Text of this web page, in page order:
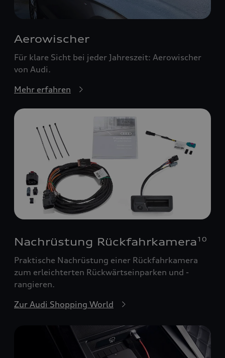
Aerowischer
Für klare Sicht bei jeder Jahreszeit: Aerowischer
von Audi.
Mehr erfahren
Nachrüstung Rückfahrkamera 10
Praktische Nachrüstung einer Rückfahrkamera
zum erleichterten Rückwärtseinparken und -
rangieren.
Zur Audi Shopping World